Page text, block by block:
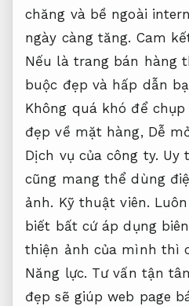
chăng và bề ngoài
ngày càng tăng. Cam
Nếu là trang bán hàng
buộc đẹp và hấp dẫn
Không quá khó để
đẹp về mặt hàng, Dễ
Dịch vụ của công ty. Uy
cũng mang thể dùng
ảnh. Kỹ thuật viên.
biết bất cứ áp dụng
thiện ảnh của mình thì
Năng lực. Tư vấn tận
đẹp sẽ giúp web page